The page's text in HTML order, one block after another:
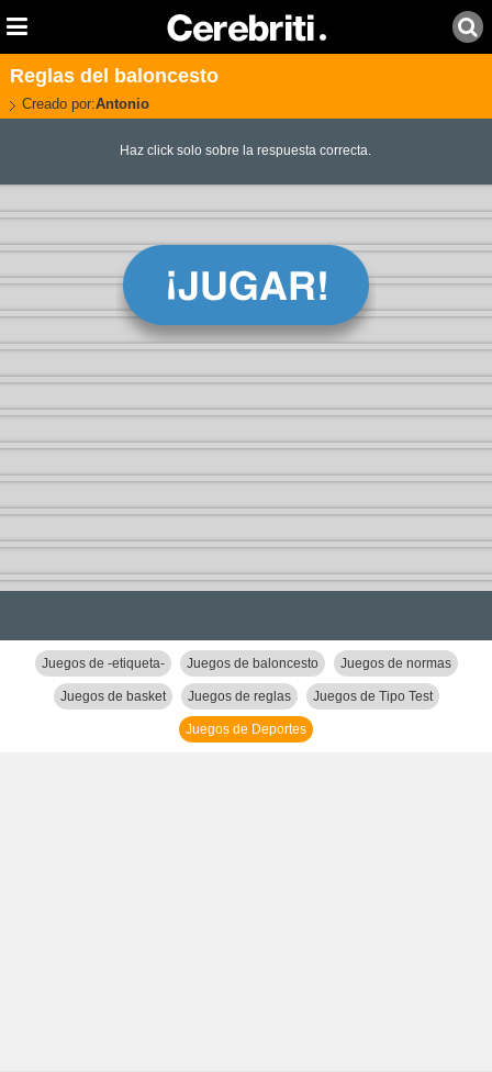
Reglas del baloncesto
Creado por:Antonio
Haz click solo sobre la respuesta correcta.
Juegos de -etiqueta- Juegos de baloncesto Juegos de normas
Juegos de basket Juegos de reglas Juegos de Tipo Test
Juegos de Deportes